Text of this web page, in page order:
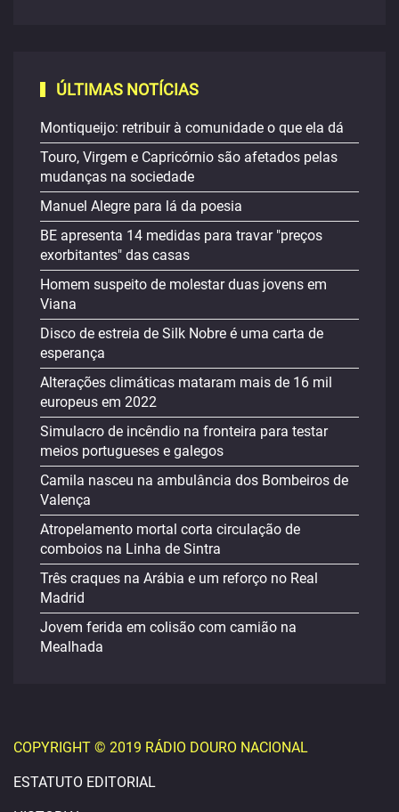
ÚLTIMAS NOTÍCIAS
Montiqueijo: retribuir à comunidade o que ela dá
Touro, Virgem e Capricórnio são afetados pelas
mudanças na sociedade
Manuel Alegre para lá da poesia
BE apresenta 14 medidas para travar "preços
exorbitantes" das casas
Homem suspeito de molestar duas jovens em
Viana
Disco de estreia de Silk Nobre é uma carta de
esperança
Alterações climáticas mataram mais de 16 mil
europeus em 2022
Simulacro de incêndio na fronteira para testar
meios portugueses e galegos
Camila nasceu na ambulância dos Bombeiros de
Valença
Atropelamento mortal corta circulação de
comboios na Linha de Sintra
Três craques na Arábia e um reforço no Real
Madrid
Jovem ferida em colisão com camião na
Mealhada
COPYRIGHT © 2019 RÁDIO DOURO NACIONAL
ESTATUTO EDITORIAL